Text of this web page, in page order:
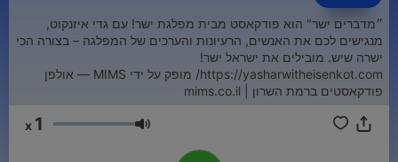
״מדברים ישר" הוא פודקאסט מבית מפלגת ישר! עם גדי איזנקוט,
מנגישים לכם את האנשים, הרעיונות והערכים של המפלגה – בצורה הכי
ישרה שיש. מובילים את ישראל ישר!
https://yasharwitheisenkot.com/ מופק על ידי MIMS — אולפן
פודקאסטים ברמת השרון | mims.co.il
עוצמת שמע 1